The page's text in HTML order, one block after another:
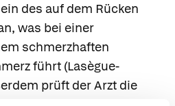
des auf dem Rücken
was bei einer
schmerzhaften
führt (Lasègue-
prüft der Arzt die